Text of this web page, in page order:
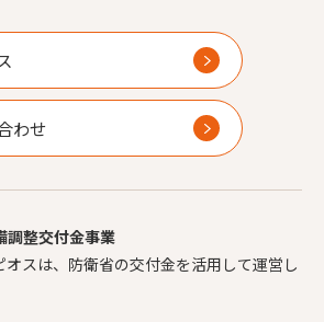
わせ
調整交付金事業
オスは、防衛省の交付金を活用して運営し